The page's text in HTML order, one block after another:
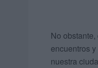
No
encuentros
nuestra